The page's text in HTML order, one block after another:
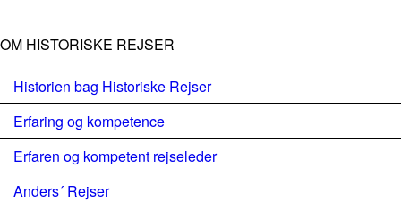
OM HISTORISKE REJSER
Historien bag Historiske Rejser
Erfaring og kompetence
Erfaren og kompetent rejseleder
Anders´ Rejser